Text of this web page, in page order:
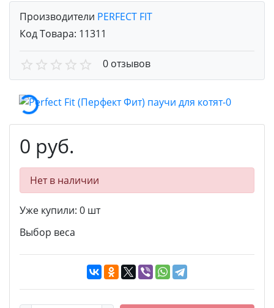
Производители PERFECT FIT
Код Товара: 11311
0 отзывов
0 руб.
Нет в наличии
Уже купили: 0 шт
Выбор веса